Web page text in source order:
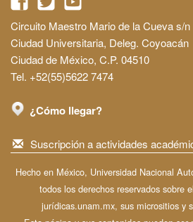
Circuito Maestro Mario de la Cueva s/n
Ciudad Universitaria, Deleg. Coyoacán
Ciudad de México, C.P. 04510
Tel. +52(55)5622 7474
¿Cómo llegar?
Suscripción a actividades
Hecho en México, Universidad Nacional
todos los derechos reservados sobre
jurídicas.unam.mx, sus micrositios y